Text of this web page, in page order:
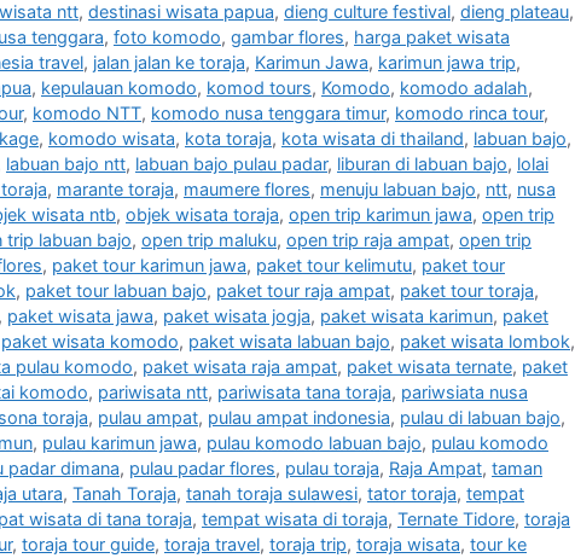
ntt, destinasi wisata papua, dieng culture festival, dieng plateau,
tenggara, foto komodo, gambar flores, harga paket wisata
travel, jalan jalan ke toraja, Karimun Jawa, karimun jawa trip,
, kepulauan komodo, komod tours, Komodo, komodo adalah,
, komodo NTT, komodo nusa tenggara timur, komodo rinca tour,
, komodo wisata, kota toraja, kota wisata di thailand, labuan bajo,
labuan bajo ntt, labuan bajo pulau padar, liburan di labuan bajo, lolai
, marante toraja, maumere flores, menuju labuan bajo, ntt, nusa
wisata ntb, objek wisata toraja, open trip karimun jawa, open trip
trip labuan bajo, open trip maluku, open trip raja ampat, open trip
, paket tour karimun jawa, paket tour kelimutu, paket tour
, paket tour labuan bajo, paket tour raja ampat, paket tour toraja,
, paket wisata jawa, paket wisata jogja, paket wisata karimun, paket
paket wisata komodo, paket wisata labuan bajo, paket wisata lombok,
pulau komodo, paket wisata raja ampat, paket wisata ternate, paket
komodo, pariwisata ntt, pariwisata tana toraja, pariwsiata nusa
toraja, pulau ampat, pulau ampat indonesia, pulau di labuan bajo,
, pulau karimun jawa, pulau komodo labuan bajo, pulau komodo
padar dimana, pulau padar flores, pulau toraja, Raja Ampat, taman
utara, Tanah Toraja, tanah toraja sulawesi, tator toraja, tempat
wisata di tana toraja, tempat wisata di toraja, Ternate Tidore, toraja
, toraja tour guide, toraja travel, toraja trip, toraja wisata, tour ke